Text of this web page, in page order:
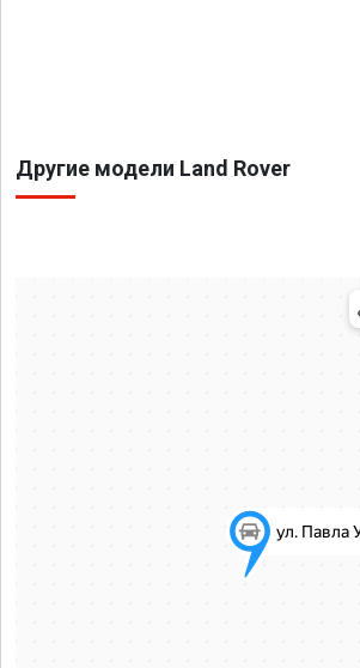
Другие модели Land Rover